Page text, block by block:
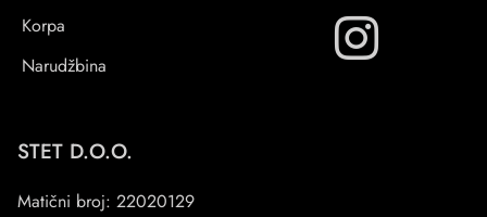
Korpa
Narudžbina
STET D.O.O.
Matični broj: 22020129